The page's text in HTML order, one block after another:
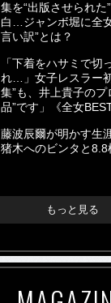
集を“出版させられ
白…ジャンボ堀に全
言い訳”とは？
「下着をハサミで切
れ…」女子レスラー
集”も、井上貴子の
品”です」《全女BEST
藤波辰爾が明かす生
猪木へのビンタと8.8
もっと見る